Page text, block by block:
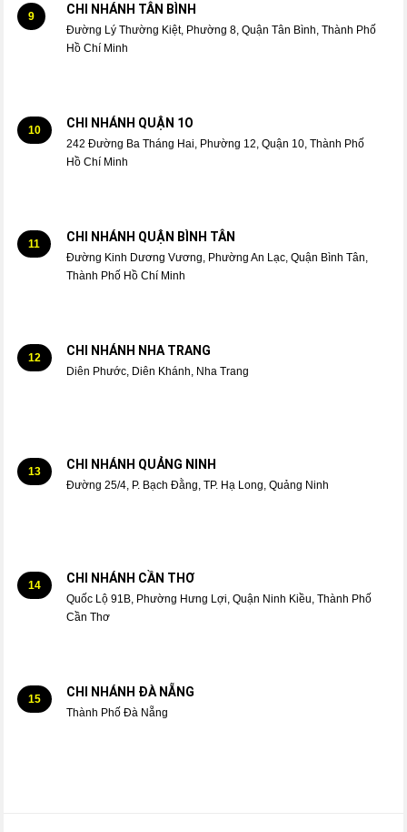
9 CHI NHÁNH TÂN BÌNH
Đường Lý Thường Kiệt, Phường 8, Quận Tân Bình, Thành Phố
Hồ Chí Minh
10 CHI NHÁNH QUẬN 1O
242 Đường Ba Tháng Hai, Phường 12, Quận 10, Thành Phố
Hồ Chí Minh
11 CHI NHÁNH QUẬN BÌNH TÂN
Đường Kinh Dương Vương, Phường An Lạc, Quận Bình Tân,
Thành Phố Hồ Chí Minh
12 CHI NHÁNH NHA TRANG
Diên Phước, Diên Khánh, Nha Trang
13 CHI NHÁNH QUẢNG NINH
Đường 25/4, P. Bạch Đằng, TP. Hạ Long, Quảng Ninh
14 CHI NHÁNH CẦN THƠ
Quốc Lộ 91B, Phường Hưng Lợi, Quận Ninh Kiều, Thành Phố
Cần Thơ
15 CHI NHÁNH ĐÀ NẴNG
Thành Phố Đà Nẵng